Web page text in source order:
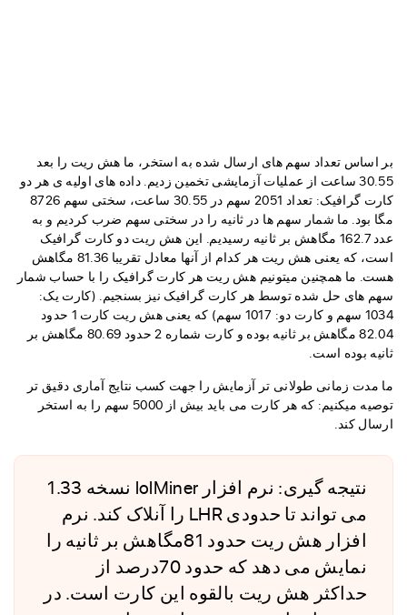
بر اساس تعداد سهم های ارسال شده به استخر، ما هش ریت را بعد
30.55 ساعت از عملیات آزمایشی تخمین زدیم. داده های اولیه ی هر دو
کارت گرافیک: تعداد 2051 سهم در 30.55 ساعت، سختی سهم 8726
مگا بود. ما شمار سهم ها در ثانیه را در سختی سهم ضرب کردیم و به
عدد 162.7 مگاهش بر ثانیه رسیدیم. این هش ریت دو کارت گرافیک
است، که یعنی هش ریت هر کدام از آنها معادل تقریبا 81.36 مگاهش
هست. ما همچنین میتونیم هش ریت هر کارت گرافیک را با حساب شمار
سهم های حل شده توسط هر کارت گرافیک نیز بسنجیم. (کارت یک:
1034 سهم و کارت دو: 1017 سهم) که یعنی هش ریت کارت 1 حدود
82.04 مگاهش بر ثانیه بوده و کارت شماره 2 حدود 80.69 مگاهش بر
ثانیه بوده است.
ما مدت زمانی طولانی تر آزمایش را جهت کسب نتایج آماری دقیق تر
توصیه میکنیم: که هر کارت می باید بیش از 5000 سهم را به استخر
ارسال کند.
نتیجه گیری: نرم افزار lolMiner نسخه 1.33
می تواند تا حدودی LHR را آنلاک کند. نرم
افزار هش ریت حدود 81مگاهش بر ثانیه را
نمایش می دهد که حدود 70درصد از
حداکثر هش ریت بالقوه این کارت است. در